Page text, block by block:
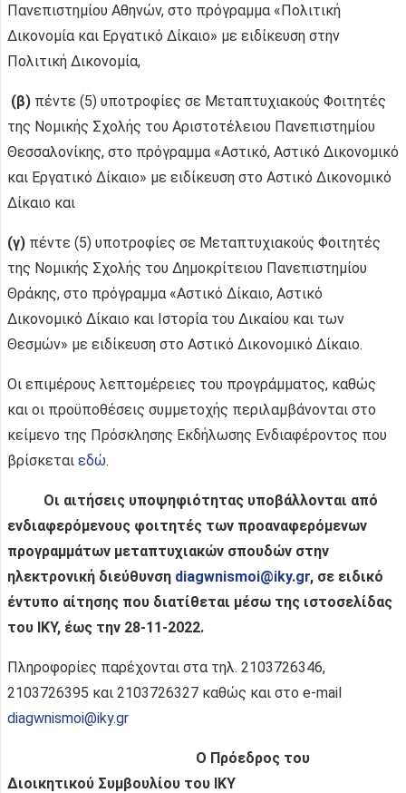
Πανεπιστημίου Αθηνών, στο πρόγραμμα «Πολιτική
Δικονομία και Εργατικό Δίκαιο» με ειδίκευση στην
Πολιτική Δικονομία,
(β) πέντε (5) υποτροφίες σε Μεταπτυχιακούς Φοιτητές
της Νομικής Σχολής του Αριστοτέλειου Πανεπιστημίου
Θεσσαλονίκης, στο πρόγραμμα «Αστικό, Αστικό Δικονομικό
και Εργατικό Δίκαιο» με ειδίκευση στο Αστικό Δικονομικό
Δίκαιο και
(γ) πέντε (5) υποτροφίες σε Μεταπτυχιακούς Φοιτητές
της Νομικής Σχολής του Δημοκρίτειου Πανεπιστημίου
Θράκης, στο πρόγραμμα «Αστικό Δίκαιο, Αστικό
Δικονομικό Δίκαιο και Ιστορία του Δικαίου και των
Θεσμών» με ειδίκευση στο Αστικό Δικονομικό Δίκαιο.
Οι επιμέρους λεπτομέρειες του προγράμματος, καθώς
και οι προϋποθέσεις συμμετοχής περιλαμβάνονται στο
κείμενο της Πρόσκλησης Εκδήλωσης Ενδιαφέροντος που
βρίσκεται εδώ.
Οι αιτήσεις υποψηφιότητας υποβάλλονται από
ενδιαφερόμενους φοιτητές των προαναφερόμενων
προγραμμάτων μεταπτυχιακών σπουδών στην
ηλεκτρονική διεύθυνση diagwnismoi@iky.gr, σε ειδικό
έντυπο αίτησης που διατίθεται μέσω της ιστοσελίδας
του ΙΚΥ, έως την 28-11-2022.
Πληροφορίες παρέχονται στα τηλ. 2103726346,
2103726395 και 2103726327 καθώς και στο e-mail
diagwnismoi@iky.gr
Ο Πρόεδρος του
Διοικητικού Συμβουλίου του ΙΚΥ